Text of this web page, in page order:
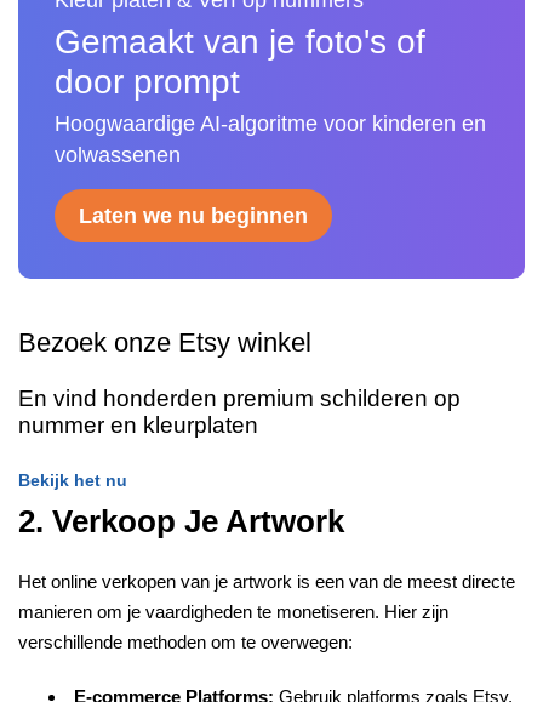
Gemaakt van je foto's of
door prompt
Hoogwaardige AI-algoritme voor kinderen en
volwassenen
Laten we nu beginnen
Bezoek onze Etsy winkel
En vind honderden premium schilderen op
nummer en kleurplaten
Bekijk het nu
2. Verkoop Je Artwork
Het online verkopen van je artwork is een van de meest directe
manieren om je vaardigheden te monetiseren. Hier zijn
verschillende methoden om te overwegen:
E-commerce Platforms: Gebruik platforms zoals Etsy,